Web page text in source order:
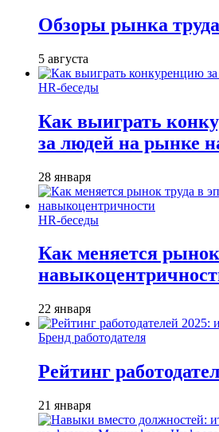
Обзоры рынка
5 августа
HR-беседы
Как выиграть
за людей на рынке
28 января
HR-беседы
Как меняется рынок
22 января
Бренд работодателя
Рейтинг
21 января